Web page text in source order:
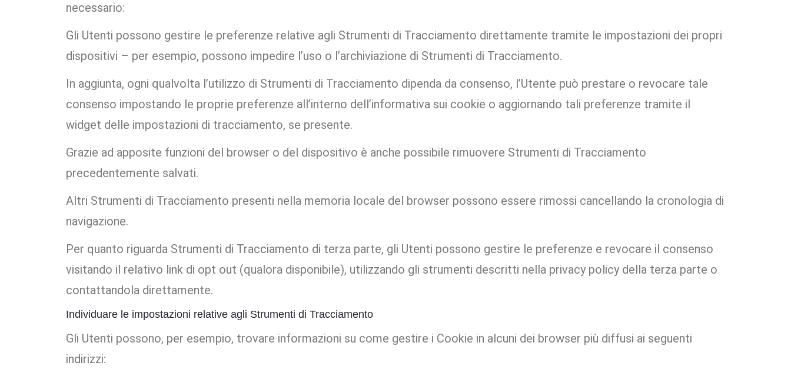
necessario:
Gli Utenti possono gestire le preferenze relative agli Strumenti di Tracciamento direttamente tramite le impostazioni dei propri
dispositivi – per esempio, possono impedire l’uso o l’archiviazione di Strumenti di Tracciamento.
In aggiunta, ogni qualvolta l’utilizzo di Strumenti di Tracciamento dipenda da consenso, l’Utente può prestare o revocare tale
consenso impostando le proprie preferenze all’interno dell’informativa sui cookie o aggiornando tali preferenze tramite il
widget delle impostazioni di tracciamento, se presente.
Grazie ad apposite funzioni del browser o del dispositivo è anche possibile rimuovere Strumenti di Tracciamento
precedentemente salvati.
Altri Strumenti di Tracciamento presenti nella memoria locale del browser possono essere rimossi cancellando la cronologia di
navigazione.
Per quanto riguarda Strumenti di Tracciamento di terza parte, gli Utenti possono gestire le preferenze e revocare il consenso
visitando il relativo link di opt out (qualora disponibile), utilizzando gli strumenti descritti nella privacy policy della terza parte o
contattandola direttamente.
Individuare le impostazioni relative agli Strumenti di Tracciamento
Gli Utenti possono, per esempio, trovare informazioni su come gestire i Cookie in alcuni dei browser più diffusi ai seguenti
indirizzi: